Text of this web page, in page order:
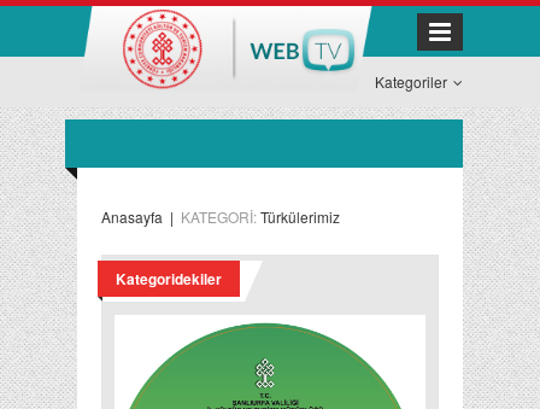
Kategoriler
Anasayfa | KATEGORİ:Türkülerimiz
Kategoridekiler